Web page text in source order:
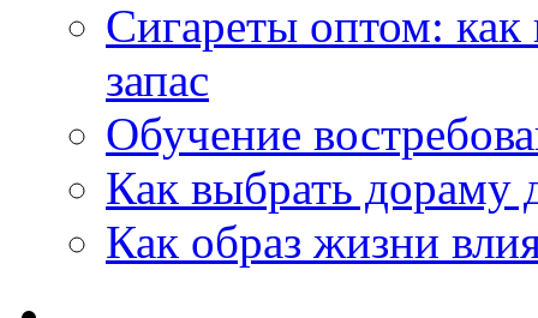
Сигареты оптом:
запас
Обучение
Как выбрать дораму
Как образ жизни